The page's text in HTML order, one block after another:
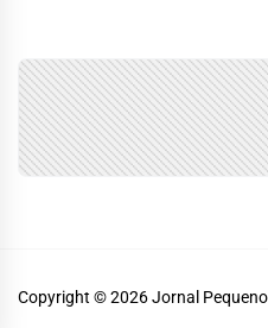
Copyright © 2026Jornal